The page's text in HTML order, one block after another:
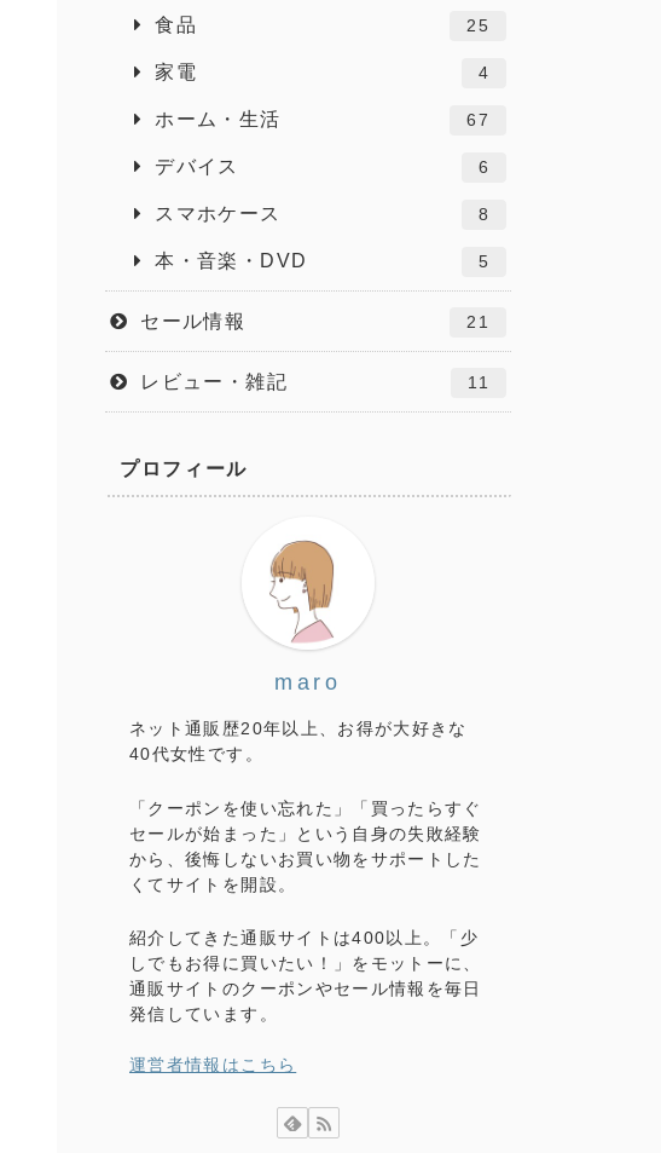
食品 25
家電 4
ホーム・生活 67
デバイス 6
スマホケース 8
本・音楽・DVD 5
セール情報 21
レビュー・雑記 11
プロフィール
maro
ネット通販歴20年以上、お得が大好きな
40代女性です。
「クーポンを使い忘れた」「買ったらすぐ
セールが始まった」という自身の失敗経験
から、後悔しないお買い物をサポートした
くてサイトを開設。
紹介してきた通販サイトは400以上。「少
しでもお得に買いたい！」をモットーに、
通販サイトのクーポンやセール情報を毎日
発信しています。
運営者情報はこちら